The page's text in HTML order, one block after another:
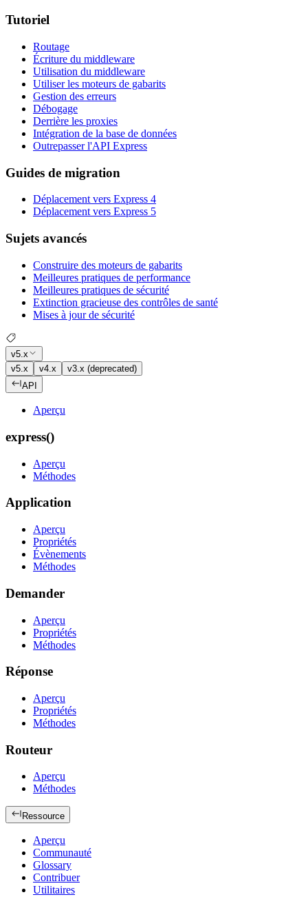
Tutoriel
Routage
Écriture du middleware
Utilisation du middleware
Utiliser les moteurs de gabarits
Gestion des erreurs
Débogage
Derrière les proxies
Intégration de la base de données
Outrepasser l'API Express
Guides de migration
Déplacement vers Express 4
Déplacement vers Express 5
Sujets avancés
Construire des moteurs de gabarits
Meilleures pratiques de performance
Meilleures pratiques de sécurité
Extinction gracieuse des contrôles de santé
Mises à jour de sécurité
v5.x
v5.x
v4.x
v3.x (deprecated)
API
Aperçu
express()
Aperçu
Méthodes
Application
Aperçu
Propriétés
Évènements
Méthodes
Demander
Aperçu
Propriétés
Méthodes
Réponse
Aperçu
Propriétés
Méthodes
Routeur
Aperçu
Méthodes
Ressource
Aperçu
Communauté
Glossary
Contribuer
Utilitaires